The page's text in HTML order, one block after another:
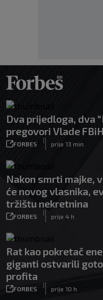
Dva prijedloga, dva
pregovori Vlade
FORBES
|
prije 13 min.
Nakon smrti majke,
će novog vlasnika,
tržištu nekretnina
FORBES
|
prije 4 h
Rat kao pokretač
giganti ostvarili
profita
FORBES
|
prije 10 h